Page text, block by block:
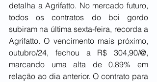
detalha a Agrifatto. No mercado futuro,
todos os contratos do boi gordo
subiram na última sexta-feira, recorda a
Agrifatto. O vencimento mais próximo,
outubro/24, fechou a R$ 304,90/@,
marcando uma alta de 0,89% em
relação ao dia anterior. O contrato para